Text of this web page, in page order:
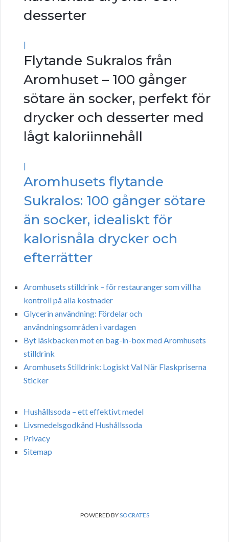
desserter
|
Flytande Sukralos från
Aromhuset – 100 gånger
sötare än socker, perfekt för
drycker och desserter med
lågt kaloriinnehåll
|
Aromhusets flytande
Sukralos: 100 gånger sötare
än socker, idealiskt för
kalorisnåla drycker och
efterrätter
Aromhusets stilldrink – för restauranger som vill ha
kontroll på alla kostnader
Glycerin användning: Fördelar och
användningsområden i vardagen
Byt läskbacken mot en bag-in-box med Aromhusets
stilldrink
Aromhusets Stilldrink: Logiskt Val När Flaskpriserna
Sticker
Hushållssoda – ett effektivt medel
Livsmedelsgodkänd Hushållssoda
Privacy
Sitemap
POWERED BYSOCRATES